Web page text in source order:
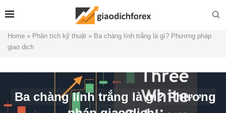
Home » Phân tích kỹ thuật » Ba chàng lính trắng là gì? Phương pháp
giao dịch
Ba chàng lính trắng là gì? Phương